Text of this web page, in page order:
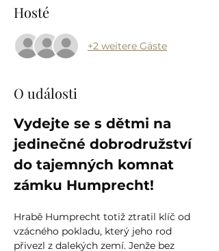
Hosté
+2 weitere Gäste
O události
Vydejte se s dětmi na
jedinečné dobrodružství
do tajemných komnat
zámku Humprecht!
Hrabě Humprecht totiž ztratil klíč od
vzácného pokladu, který jeho rod
přivezl z dalekých zemí. Jenže bez